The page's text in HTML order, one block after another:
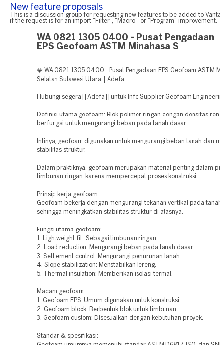
New feature proposals
This is a discussion group for requesting new features to be added to
if the request is for an import "Filter", "Macro", or "Program" improvement.
WA 0821 1305 0400 - Pusat Pengadaan
EPS Geofoam ASTM Minahasa S
💎 WA 0821 1305 0400 - Pusat Pengadaan EPS Geofoam ASTM
Selatan Sulawesi Utara | Adefa
Hubungi segera [[Adefa]] untuk Info Supplier Geofoam
Definisi utama geofoam: Blok polimer ringan dengan densitas
berfungsi untuk mengurangi beban pada tanah dasar.
Intinya, geofoam digunakan untuk mengurangi beban tanah dan
stabilitas struktur.
Dalam praktiknya, geofoam merupakan material penting dalam
timbunan ringan, karena mempercepat proses konstruksi.
Prinsip kerja geofoam:
Geofoam bekerja dengan mengurangi tekanan vertikal pada
sehingga meningkatkan stabilitas struktur di atasnya.
Fungsi utama geofoam:
1. Lightweight fill: Sebagai timbunan ringan.
2. Load reduction: Mengurangi beban pada tanah dasar.
3. Settlement control: Mengurangi penurunan tanah.
4. Slope stabilization: Menstabilkan lereng.
5. Thermal insulation: Memberikan isolasi termal.
Macam geofoam:
1. Geofoam EPS: Umum digunakan untuk konstruksi.
2. Geofoam block: Berbentuk blok untuk timbunan.
3. Geofoam custom: Disesuaikan dengan kebutuhan proyek.
Standar & spesifikasi: